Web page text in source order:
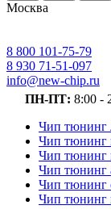
Москва
8 800 101-75-79
8 930 71-51-097
info@new-chip.ru
ПН-ПТ: 8:00 -
Чип тюнинг
Чип тюнинг
Чип тюнинг
Чип тюнинг
Чип тюнинг
Чип тюнинг